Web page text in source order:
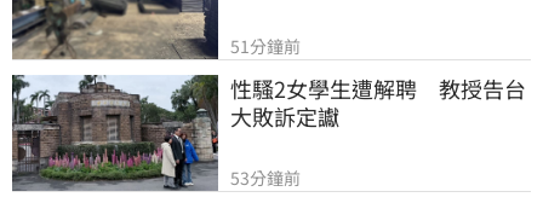
51分鐘前
性騷2女學生遭解聘　教授告台
大敗訴定讞
53分鐘前